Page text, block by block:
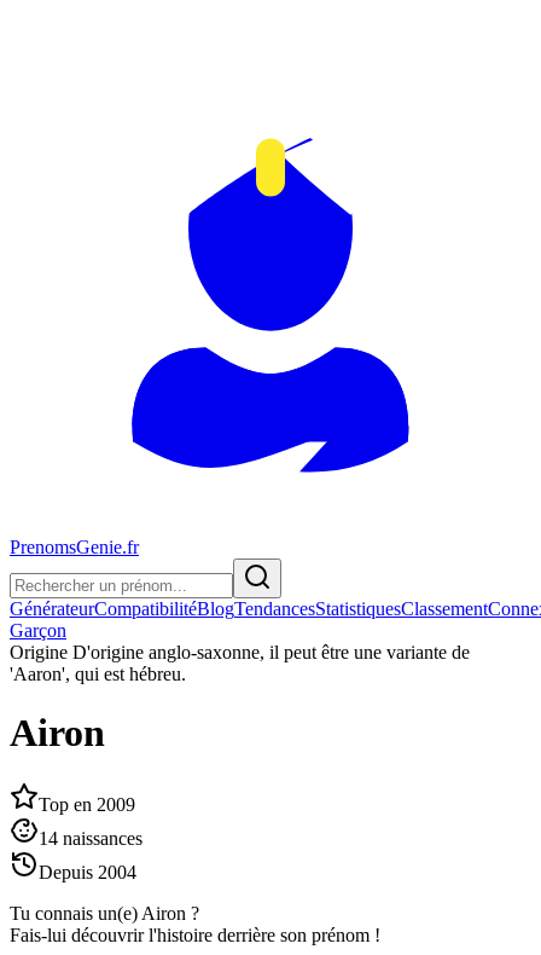
PrenomsGenie.fr
GénérateurCompatibilitéBlogTendancesStatistiquesClassement
Garçon
Origine D'origine anglo-saxonne, il peut être une variante de
'Aaron', qui est hébreu.
Airon
Top en 2009
14 naissances
Depuis 2004
Tu connais un(e) Airon ?
Fais-lui découvrir l'histoire derrière son prénom !